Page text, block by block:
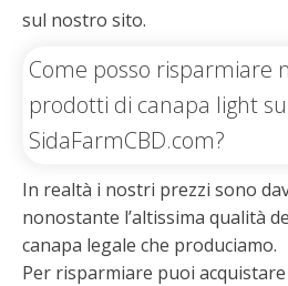
sul nostro sito.
Come posso risparmiare
prodotti di canapa light su
SidaFarmCBD.com?
In realtà i nostri prezzi sono
nonostante l’altissima qualità
canapa legale che produciamo.
Per risparmiare puoi acquistare